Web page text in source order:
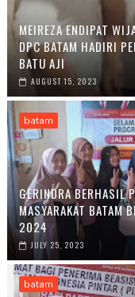
MEIREZA ENDIPAT
DPC BATAM HADIRI
BATU AJI
AUGUST 15, 2023
batam
GERINDRA BERHASIL
MASYARAKAT BATAM
2024
JULY 25, 2023
batam